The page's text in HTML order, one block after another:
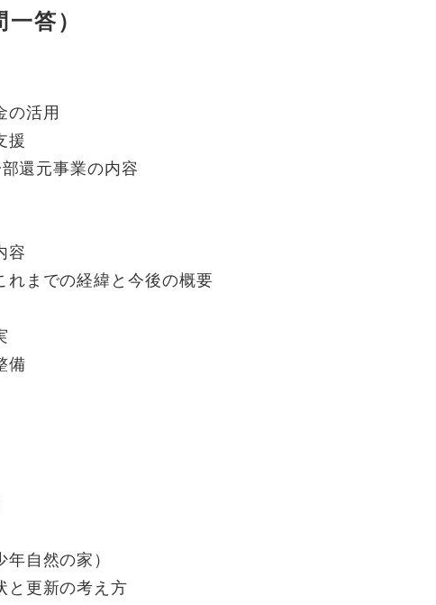
答）
の活用
援
還元事業の内容
容
れまでの経緯と今後の概要
備
自然の家）
と更新の考え方